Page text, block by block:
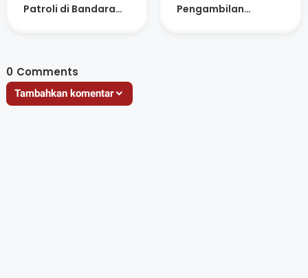
Patroli di Bandara
Pengambilan
0 Comments
Tambahkan komentar